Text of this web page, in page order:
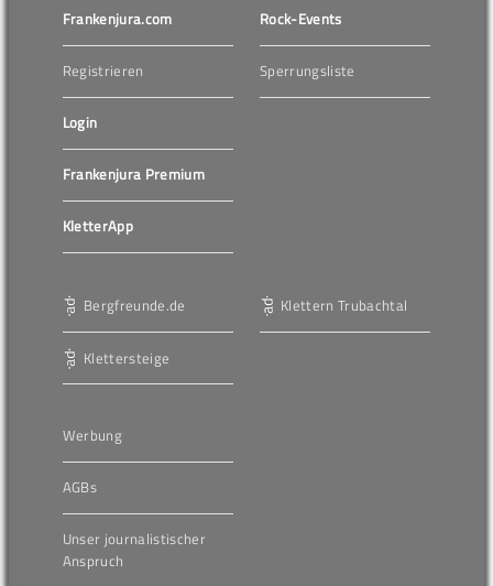
Frankenjura.com
Registrieren
Login
Frankenjura Premium
KletterApp
Rock-Events
Sperrungsliste
Bergfreunde.de
Klettersteige
Klettern Trubachtal
Werbung
AGBs
Unser journalistischer
Anspruch